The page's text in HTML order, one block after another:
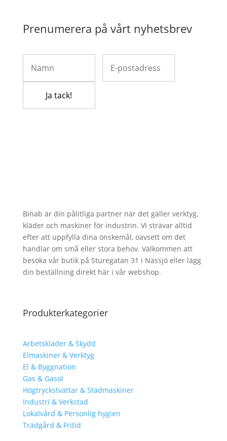
Prenumerera på vårt nyhetsbrev
Binab är din pålitliga partner när det gäller verktyg,
kläder och maskiner för industrin. Vi strävar alltid
efter att uppfylla dina önskemål, oavsett om det
handlar om små eller stora behov. Välkommen att
besöka vår butik på Sturegatan 31 i Nässjö eller lägg
din beställning direkt här i vår webshop.
Produkterkategorier
Arbetskläder & Skydd
Elmaskiner & Verktyg
El & Byggnation
Gas & Gasol
Högtryckstvättar & Städmaskiner
Industri & Verkstad
Lokalvård & Personlig hygien
Trädgård & Fritid